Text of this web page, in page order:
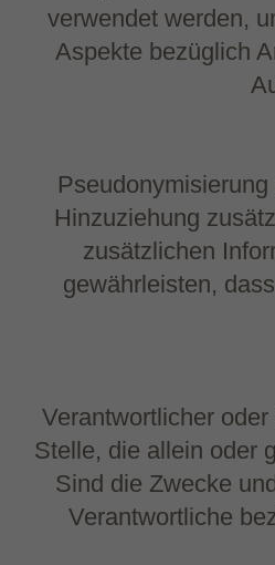
verwendet werden,
Aspekte bezüglich
Hinzuziehung
zusätzlichen
gewährleisten,
Verantwortlicher
Stelle, die allein oder
Sind die Zwecke
Verantwortliche